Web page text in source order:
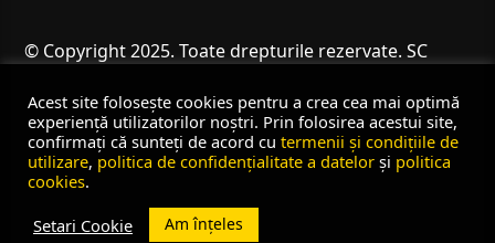
© Copyright 2025. Toate drepturile rezervate. SC
Acest site folosește cookies pentru a crea cea mai optimă
experiență utilizatorilor noștri. Prin folosirea acestui site,
confirmați că sunteți de acord cu termenii și condițiile de
utilizare, politica de confidențialitate a datelor și politica
cookies.
Setari Cookie
Am înțeles